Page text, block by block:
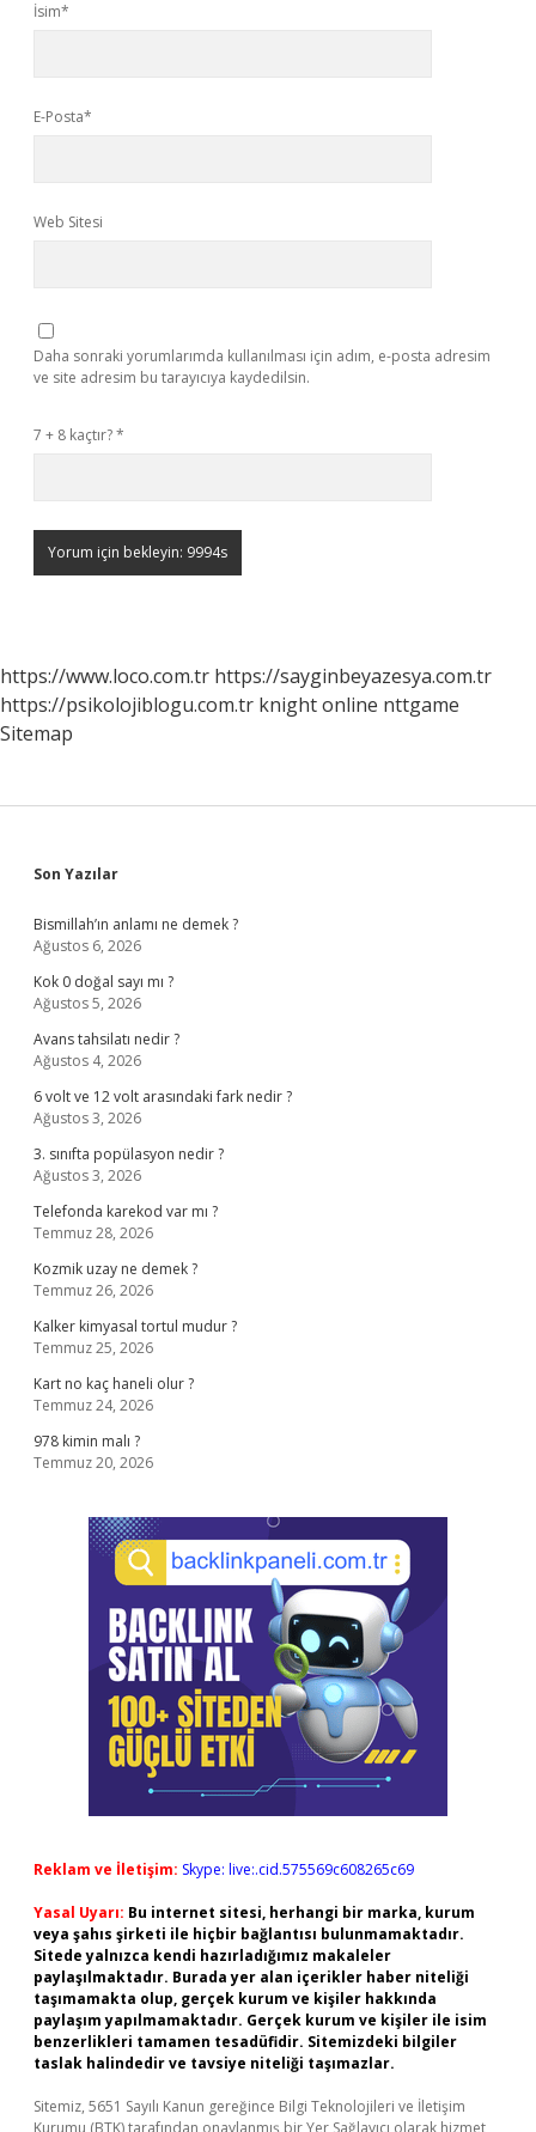
İsim*
E-Posta*
Web Sitesi
Daha sonraki yorumlarımda kullanılması için adım, e-posta adresim
ve site adresim bu tarayıcıya kaydedilsin.
7 + 8 kaçtır?*
https://www.loco.com.tr https://sayginbeyazesya.com.tr
https://psikolojiblogu.com.tr knight online nttgame
Sitemap
Sidebar
Son Yazılar
Bismillah’ın anlamı ne demek ?
Ağustos 6, 2026
Kok 0 doğal sayı mı ?
Ağustos 5, 2026
Avans tahsilatı nedir ?
Ağustos 4, 2026
6 volt ve 12 volt arasındaki fark nedir ?
Ağustos 3, 2026
3. sınıfta popülasyon nedir ?
Ağustos 3, 2026
Telefonda karekod var mı ?
Temmuz 28, 2026
Kozmik uzay ne demek ?
Temmuz 26, 2026
Kalker kimyasal tortul mudur ?
Temmuz 25, 2026
Kart no kaç haneli olur ?
Temmuz 24, 2026
978 kimin malı ?
Temmuz 20, 2026
Reklam ve İletişim: Skype: live:.cid.575569c608265c69
Yasal Uyarı: Bu internet sitesi, herhangi bir marka, kurum
veya şahıs şirketi ile hiçbir bağlantısı bulunmamaktadır.
Sitede yalnızca kendi hazırladığımız makaleler
paylaşılmaktadır. Burada yer alan içerikler haber niteliği
taşımamakta olup, gerçek kurum ve kişiler hakkında
paylaşım yapılmamaktadır. Gerçek kurum ve kişiler ile isim
benzerlikleri tamamen tesadüfidir. Sitemizdeki bilgiler
taslak halindedir ve tavsiye niteliği taşımazlar.
Sitemiz, 5651 Sayılı Kanun gereğince Bilgi Teknolojileri ve İletişim
Kurumu (BTK) tarafından onaylanmış bir Yer Sağlayıcı olarak hizmet